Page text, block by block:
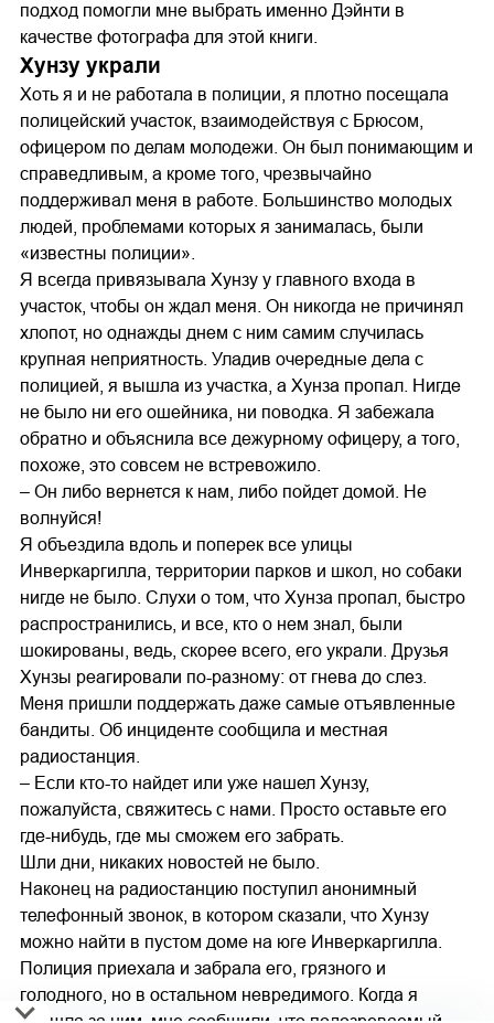
подход помогли мне выбрать именно Дэйнти в
качестве фотографа для этой книги.
Хунзу украли
Хоть я и не работала в полиции, я плотно посещала
полицейский участок, взаимодействуя с Брюсом,
офицером по делам молодежи. Он был понимающим и
справедливым, а кроме того, чрезвычайно
поддерживал меня в работе. Большинство молодых
людей, проблемами которых я занималась, были
«известны полиции».
Я всегда привязывала Хунзу у главного входа в
участок, чтобы он ждал меня. Он никогда не причинял
хлопот, но однажды днем с ним самим случилась
крупная неприятность. Уладив очередные дела с
полицией, я вышла из участка, а Хунза пропал. Нигде
не было ни его ошейника, ни поводка. Я забежала
обратно и объяснила все дежурному офицеру, а того,
похоже, это совсем не встревожило.
– Он либо вернется к нам, либо пойдет домой. Не
волнуйся!
Я объездила вдоль и поперек все улицы
Инверкаргилла, территории парков и школ, но собаки
нигде не было. Слухи о том, что Хунза пропал, быстро
распространились, и все, кто о нем знал, были
шокированы, ведь, скорее всего, его украли. Друзья
Хунзы реагировали по-разному: от гнева до слез.
Меня пришли поддержать даже самые отъявленные
бандиты. Об инциденте сообщила и местная
радиостанция.
– Если кто-то найдет или уже нашел Хунзу,
пожалуйста, свяжитесь с нами. Просто оставьте его
где-нибудь, где мы сможем его забрать.
Шли дни, никаких новостей не было.
Наконец на радиостанцию поступил анонимный
телефонный звонок, в котором сказали, что Хунзу
можно найти в пустом доме на юге Инверкаргилла.
Полиция приехала и забрала его, грязного и
голодного, но в остальном невредимого. Когда я